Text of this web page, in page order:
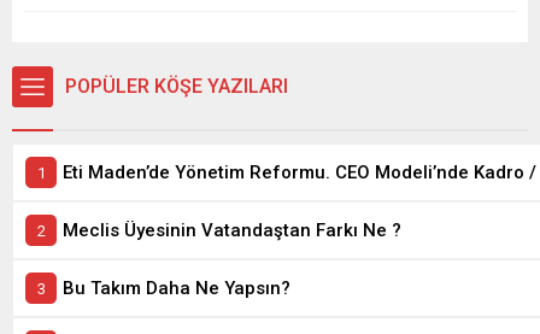
POPÜLER KÖŞE YAZILARI
Meclis Üyesinin Vatandaştan Farkı Ne ?
Bu Takım Daha Ne Yapsın?